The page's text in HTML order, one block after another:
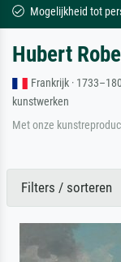
Mogelijkheid tot
Hubert
Frankrijk ·
kunstwerken
Met onze
Filters / sorteren